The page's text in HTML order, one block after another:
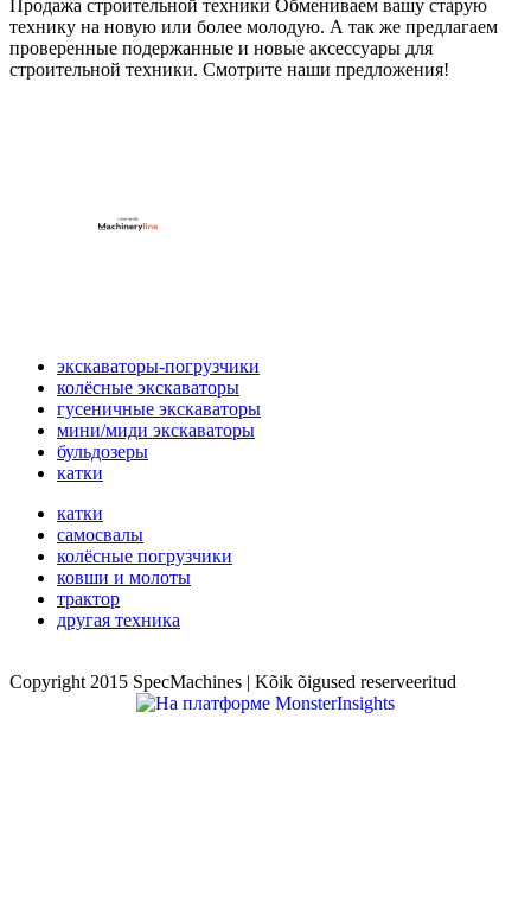
Продажа строительной техники Обмениваем вашу старую
технику на новую или более молодую. А так же предлагаем
проверенные подержанные и новые аксессуары для
строительной техники. Смотрите наши предложения!
экскаваторы-погрузчики
колёсные экскаваторы
гусеничные экскаваторы
мини/миди экскаваторы
бульдозеры
катки
катки
самосвалы
колёсные погрузчики
ковши и молоты
трактор
другая техника
Copyright 2015 SpecMachines | Kõik õigused reserveeritud